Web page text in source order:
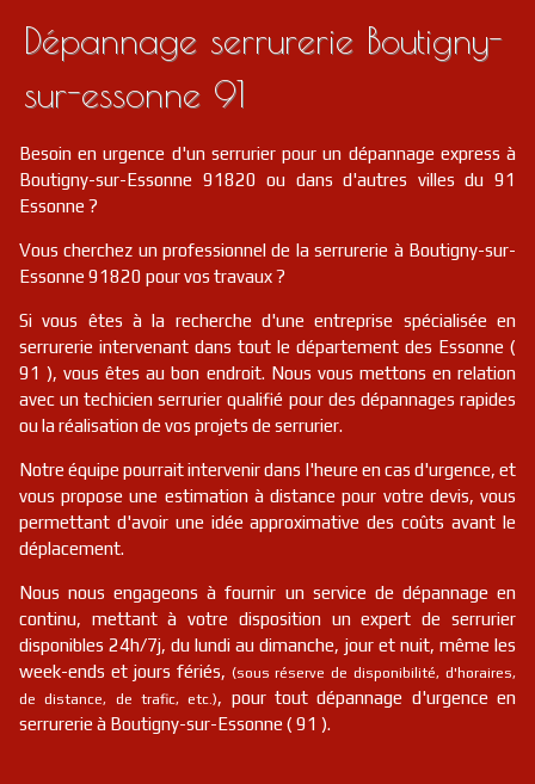
Dépannage serrurerie Boutigny-
sur-essonne 91
Besoin en urgence d'un serrurier pour un dépannage express à
Boutigny-sur-Essonne 91820 ou dans d'autres villes du 91
Essonne ?
Vous cherchez un professionnel de la serrurerie à Boutigny-sur-
Essonne 91820 pour vos travaux ?
Si vous êtes à la recherche d'une entreprise spécialisée en
serrurerie intervenant dans tout le département des Essonne (
91 ), vous êtes au bon endroit. Nous vous mettons en relation
avec un techicien serrurier qualifié pour des dépannages rapides
ou la réalisation de vos projets de serrurier.
Notre équipe pourrait intervenir dans l'heure en cas d'urgence, et
vous propose une estimation à distance pour votre devis, vous
permettant d'avoir une idée approximative des coûts avant le
déplacement.
Nous nous engageons à fournir un service de dépannage en
continu, mettant à votre disposition un expert de serrurier
disponibles 24h/7j, du lundi au dimanche, jour et nuit, même les
week-ends et jours fériés, (sous réserve de disponibilité, d'horaires,
de distance, de trafic, etc.), pour tout dépannage d'urgence en
serrurerie à Boutigny-sur-Essonne ( 91 ).